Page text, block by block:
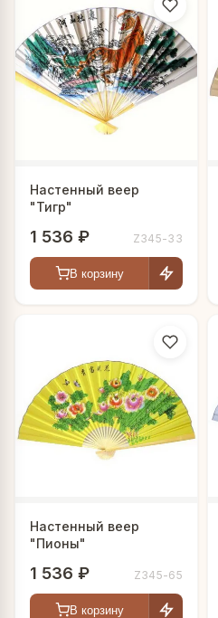
Настенный веер
"Тигр"
1 536 ₽ Z345-33
В корзину
Настенный веер
"Пионы"
1 536 ₽ Z345-65
В корзину